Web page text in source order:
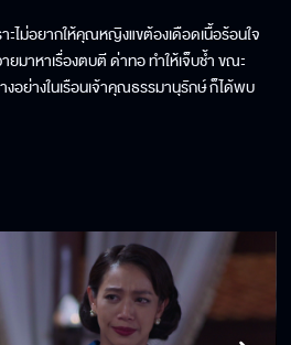
ะไม่อยากให้คุณหญิงแขต้องเดือดเนื้อร้อนใจ
มาหาเรื่องตบตี ด่าทอ ทำให้เจ็บช้ำ ขณะ
งอย่างในเรือนเจ้าคุณธรรมานุรักษ์ ก็ได้พบ